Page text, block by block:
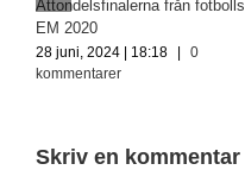
Åttondelsfinalerna från fotbolls
EM 2020
28 juni, 2024 | 18:18 |
0
kommentarer
Skriv en kommentar